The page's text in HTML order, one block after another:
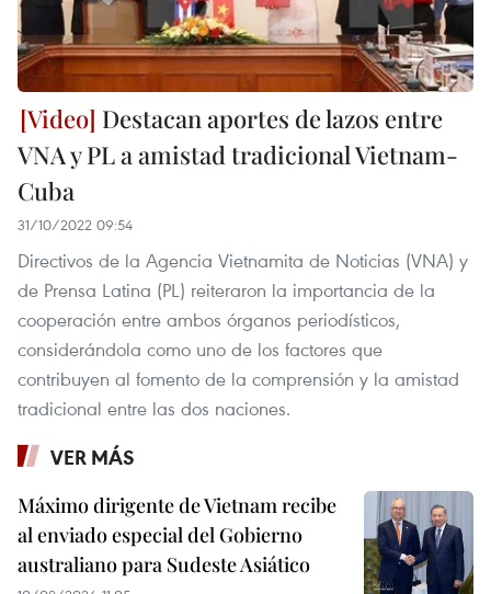
Destacan aportes de lazos entre
VNA y PL a amistad tradicional Vietnam-
Cuba
31/10/2022 09:54
Directivos de la Agencia Vietnamita de Noticias (VNA) y
de Prensa Latina (PL) reiteraron la importancia de la
cooperación entre ambos órganos periodísticos,
considerándola como uno de los factores que
contribuyen al fomento de la comprensión y la amistad
tradicional entre las dos naciones.
VER MÁS
Máximo dirigente de Vietnam recibe
al enviado especial del Gobierno
australiano para Sudeste Asiático